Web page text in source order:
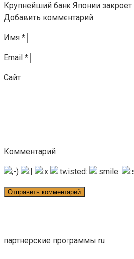
Крупнейший банк Японии закроет
Добавить комментарий
Имя *
Email *
Сайт
Комментарий
партнерские программы ru